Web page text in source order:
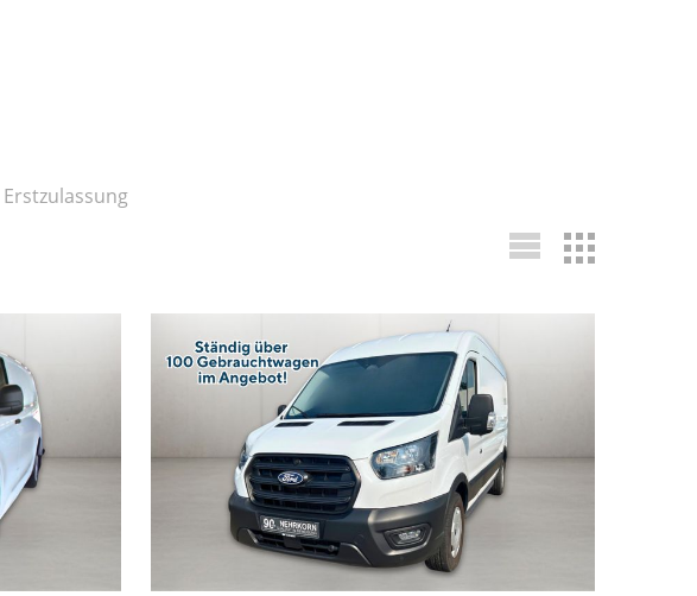
Erstzulassung